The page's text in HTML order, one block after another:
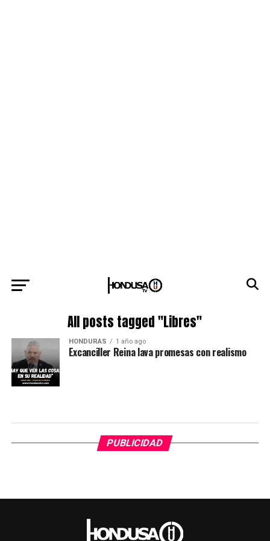
All posts tagged "Libres"
HONDURAS 1 año ago
Excanciller Reina lava promesas con realismo
PUBLICIDAD